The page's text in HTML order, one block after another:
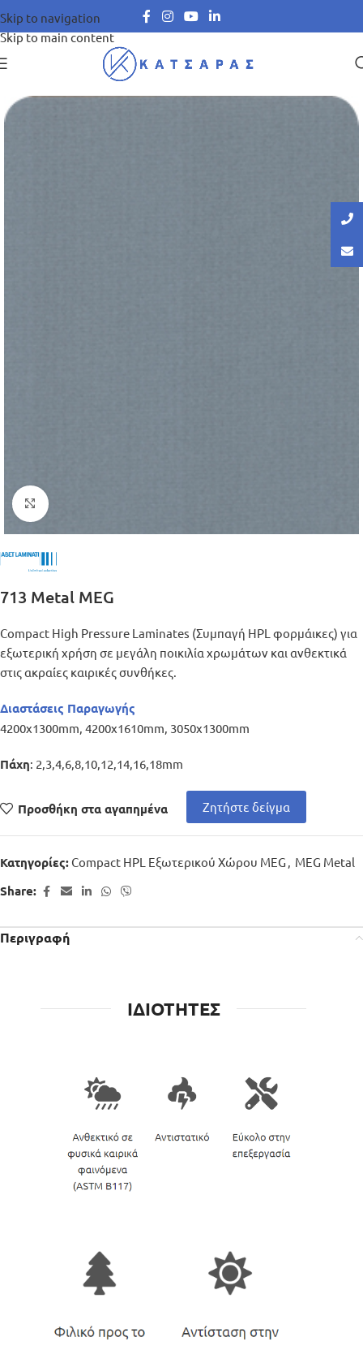
Skip to navigation
Skip to main content
Μεγέθυνση
713 Metal MEG
Compact High Pressure Laminates (Συμπαγή HPL φορμάικες) για
εξωτερική χρήση σε μεγάλη ποικιλία χρωμάτων και ανθεκτικά
στις ακραίες καιρικές συνθήκες.
Διαστάσεις Παραγωγής
4200x1300mm, 4200x1610mm, 3050x1300mm
Πάχη: 2,3,4,6,8,10,12,14,16,18mm
Προσθήκη στα αγαπημένα Ζητήστε δείγμα
Κατηγορίες: Compact HPL Εξωτερικού Χώρου MEG , MEG Metal
Share:
Περιγραφή
ΙΔΙΟΤΗΤΕΣ